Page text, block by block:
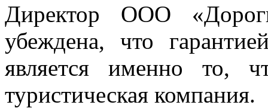
Директор ООО
убеждена, что
является именно то,
туристическая компания.